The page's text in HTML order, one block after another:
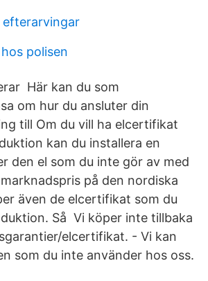
polisen
Här kan du som
om hur du ansluter din
till Om du vill ha elcertifikat
kan du installera en
den el som du inte gör av med
på den nordiska
även de elcertifikat som du
Så Vi köper inte tillbaka
elcertifikat. - Vi kan
som du inte använder hos oss.